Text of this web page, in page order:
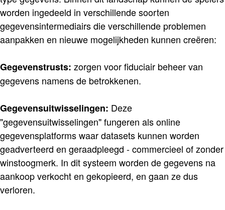
worden ingedeeld in verschillende soorten
gegevensintermediairs die verschillende problemen
aanpakken en nieuwe mogelijkheden kunnen creëren:
Gegevenstrusts: zorgen voor fiduciair beheer van
gegevens namens de betrokkenen.
Gegevensuitwisselingen: Deze
"gegevensuitwisselingen" fungeren als online
gegevensplatforms waar datasets kunnen worden
geadverteerd en geraadpleegd - commercieel of zonder
winstoogmerk. In dit systeem worden de gegevens na
aankoop verkocht en gekopieerd, en gaan ze dus
verloren.